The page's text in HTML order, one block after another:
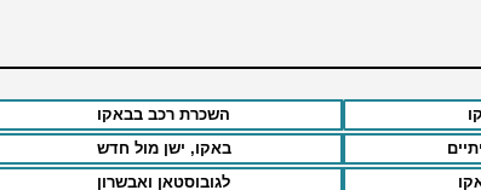
השכרת רכב בבאקו
באקו, ישן מול חדש
לגובוסטאן ואבשרון